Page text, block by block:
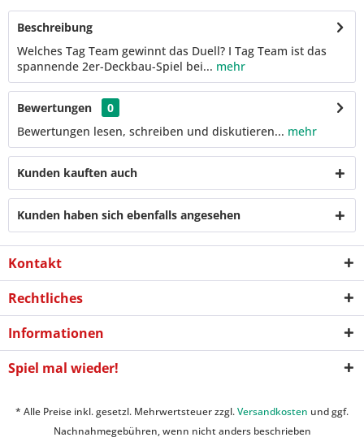
Beschreibung
Welches Tag Team gewinnt das Duell? I Tag Team ist das
spannende 2er-Deckbau-Spiel bei... mehr
Bewertungen
0
Bewertungen lesen, schreiben und diskutieren... mehr
Kunden kauften auch
Kunden haben sich ebenfalls angesehen
Kontakt
Rechtliches
Informationen
Spiel mal wieder!
* Alle Preise inkl. gesetzl. Mehrwertsteuer zzgl.Versandkosten und ggf.
Nachnahmegebühren, wenn nicht anders beschrieben